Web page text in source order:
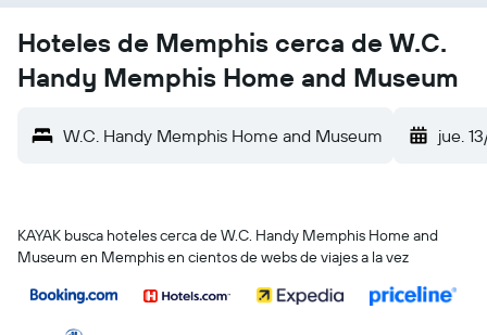
Hoteles de Memphis cerca de W.C.
Handy Memphis Home and Museum
W.C. Handy Memphis Home and Museum jue.
KAYAK busca hoteles cerca de W.C. Handy Memphis Home and
Museum en Memphis en cientos de webs de viajes a la vez